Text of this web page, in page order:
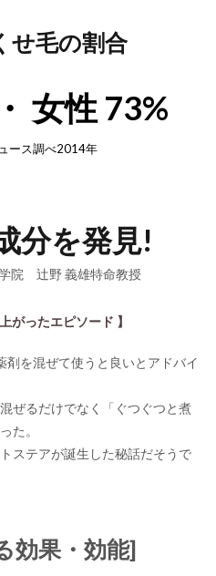
せ毛の割合
女性 73%
ース調べ2014年
分を発見!
院 辻野 義雄特命教授
がったエピソード 】
を混ぜて使うと良いとアドバイ
ぜるだけでなく「ぐつぐつと煮
た。
ステアが誕生した秘話だそうで
効果・効能]